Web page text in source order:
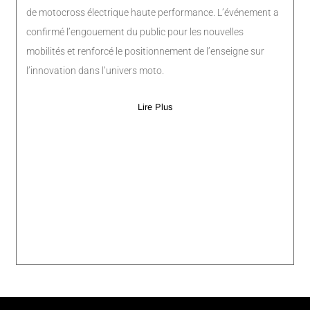
de motocross électrique haute performance. L’événement a
confirmé l’engouement du public pour les nouvelles
mobilités et renforcé le positionnement de l’enseigne sur
l’innovation dans l’univers moto.
Lire Plus